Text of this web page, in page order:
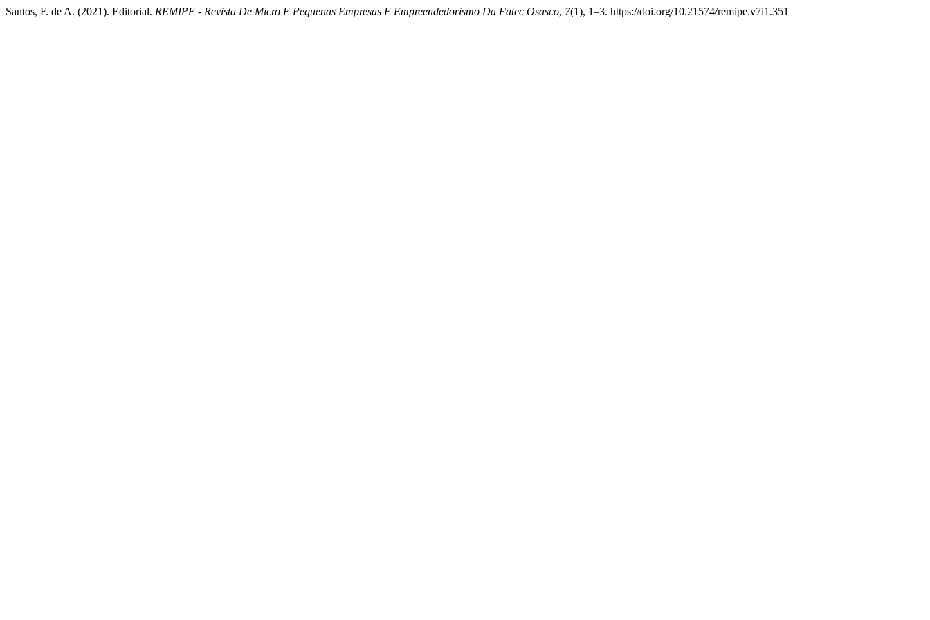
Santos, F. de A. (2021). Editorial. REMIPE - Revista De Micro E Pequenas Empresas E Empreendedorismo Da Fatec Osasco, 7(1), 1–3. https://doi.org/10.21574/remipe.v7i1.351